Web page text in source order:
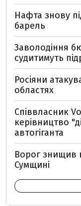
Нафта знову
барель
Заволодіння
судитимуть
Росіяни
областях
Співвласник
керівництво
автогіганта
Ворог знищив
Сумщині